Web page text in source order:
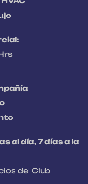
al día, 7 días a la
del Club